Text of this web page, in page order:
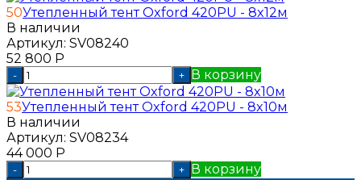
50Утепленный тент Oxford 420PU - 8x12м
В наличии
Артикул: SV08240
52 800 Р
- + В корзину
53Утепленный тент Oxford 420PU - 8x10м
В наличии
Артикул: SV08234
44 000 Р
- + В корзину